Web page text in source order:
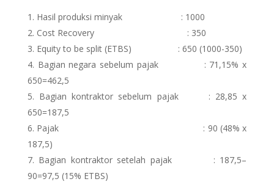
Hasil produksi minyak : 1000
Cost Recovery : 350
Equity to be split (ETBS) : 650 (1000-350)
Bagian negara sebelum pajak : 71,15% x
650=462,5
Bagian kontraktor sebelum pajak : 28,85 x
650=187,5
Pajak : 90 (48% x
187,5)
Bagian kontraktor setelah pajak : 187,5–
90=97,5 (15% ETBS)